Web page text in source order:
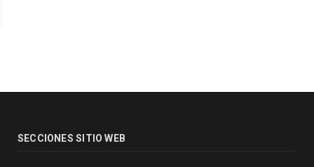
SECCIONES SITIO WEB